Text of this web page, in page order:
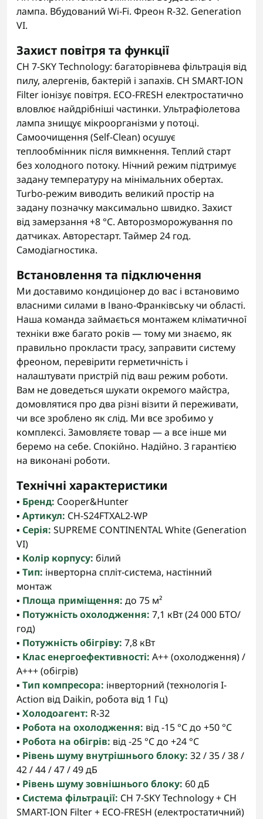
лампа. Вбудований Wi-Fi. Фреон R-32. Generation
VI.
Захист повітря та функції
CH 7-SKY Technology: багаторівнева фільтрація від
пилу, алергенів, бактерій і запахів. CH SMART-ION
Filter іонізує повітря. ECO-FRESH електростатично
вловлює найдрібніші частинки. Ультрафіолетова
лампа знищує мікроорганізми у потоці.
Самоочищення (Self-Clean) осушує
теплообмінник після вимкнення. Теплий старт
без холодного потоку. Нічний режим підтримує
задану температуру на мінімальних обертах.
Turbo-режим виводить великий простір на
задану позначку максимально швидко. Захист
від замерзання +8 °C. Авторозморожування по
датчиках. Авторестарт. Таймер 24 год.
Самодіагностика.
Встановлення та підключення
Ми доставимо кондиціонер до вас і встановимо
власними силами в Івано-Франківську чи області.
Наша команда займається монтажем кліматичної
техніки вже багато років — тому ми знаємо, як
правильно прокласти трасу, заправити систему
фреоном, перевірити герметичність і
налаштувати пристрій під ваш режим роботи.
Вам не доведеться шукати окремого майстра,
домовлятися про два різні візити й переживати,
чи все зроблено як слід. Ми все зробимо у
комплексі. Замовляєте товар — а все інше ми
беремо на себе. Спокійно. Надійно. З гарантією
на виконані роботи.
Технічні характеристики
▪️ Бренд: Cooper&Hunter
▪️ Артикул: CH-S24FTXAL2-WP
▪️ Серія: SUPREME CONTINENTAL White (Generation
VI)
▪️ Колір корпусу: білий
▪️ Тип: інверторна спліт-система, настінний
монтаж
▪️ Площа приміщення: до 75 м²
▪️ Потужність охолодження: 7,1 кВт (24 000 БТО/
год)
▪️ Потужність обігріву: 7,8 кВт
▪️ Клас енергоефективності: A++ (охолодження) /
A+++ (обігрів)
▪️ Тип компресора: інверторний (технологія I-
Action від Daikin, робота від 1 Гц)
▪️ Холодоагент: R-32
▪️ Робота на охолодження: від -15 °C до +50 °C
▪️ Робота на обігрів: від -25 °C до +24 °C
▪️ Рівень шуму внутрішнього блоку: 32 / 35 / 38 /
42 / 44 / 47 / 49 дБ
▪️ Рівень шуму зовнішнього блоку: 60 дБ
▪️ Система фільтрації: CH 7-SKY Technology + CH
SMART-ION Filter + ECO-FRESH (електростатичний)